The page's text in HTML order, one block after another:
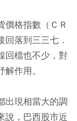
價格指數（ＣＲ
落到三三七．
回檔也不少，對
作用。
出現相當大的調
說，巴西股市近